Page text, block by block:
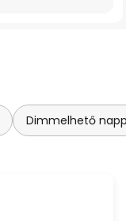
Dimmelhető